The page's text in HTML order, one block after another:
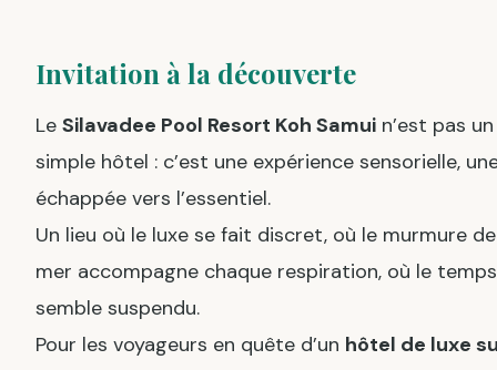
Invitation à la découverte
Le Silavadee Pool Resort Koh Samui n’est pas un
simple hôtel : c’est une expérience sensorielle,
échappée vers l’essentiel.
Un lieu où le luxe se fait discret, où le murmure
mer accompagne chaque respiration, où le temps
semble suspendu.
Pour les voyageurs en quête d’un hôtel de luxe